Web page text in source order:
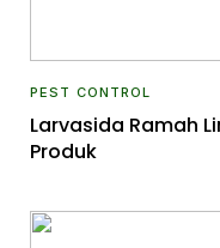
PEST CONTROL
Larvasida Ramah
Produk